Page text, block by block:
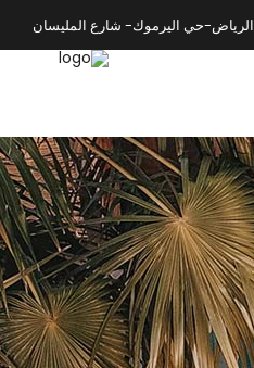
الرياض-حي اليرموك- شارع المليسان